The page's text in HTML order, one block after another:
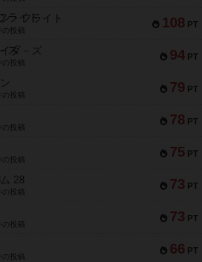
108 PT
・フライト
の投稿
94 PT
ダ－ズ
の投稿
79 PT
の投稿
78 PT
の投稿
75 PT
の投稿
73 PT
28
の投稿
73 PT
の投稿
66 PT
の投稿